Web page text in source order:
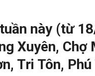
này (từ
Xuyên, Chợ
Tri Tôn,